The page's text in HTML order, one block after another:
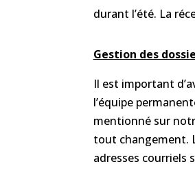
durant l’été. La
Gestion des
Il est important
l’équipe
mentionné sur
tout changement.
adresses courriels